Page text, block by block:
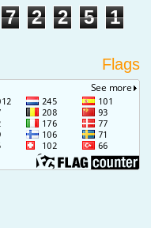
7 2 2 5 1
Flags